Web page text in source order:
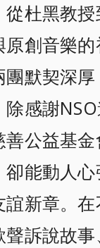
杜黑教
創音樂
默契深
感謝
公益基
能動人
新章。
訴說故